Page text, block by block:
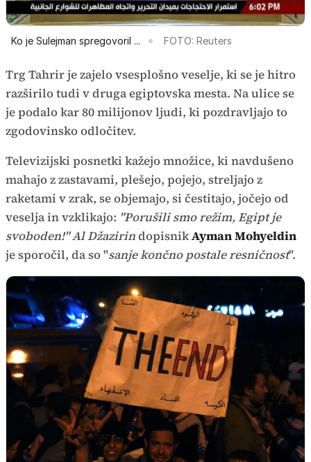
Ko je Sulejman spregovoril ... FOTO: Reuters
Trg Tahrir je zajelo vsesplošno veselje, ki se je hitro
razširilo tudi v druga egiptovska mesta. Na ulice se
je podalo kar 80 milijonov ljudi, ki pozdravljajo to
zgodovinsko odločitev.
Televizijski posnetki kažejo množice, ki navdušeno
mahajo z zastavami, plešejo, pojejo, streljajo z
raketami v zrak, se objemajo, si čestitajo, jočejo od
veselja in vzklikajo: "Porušili smo režim, Egipt je
svoboden!"Al DžazirindopisnikAyman Mohyeldin
je sporočil, da so "sanje končno postale resničnost".